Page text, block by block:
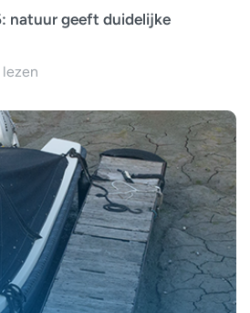
natuur geeft duidelijke